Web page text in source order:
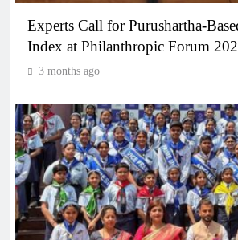
Experts Call for Purushartha-
Index at Philanthropic Forum
3 months ago